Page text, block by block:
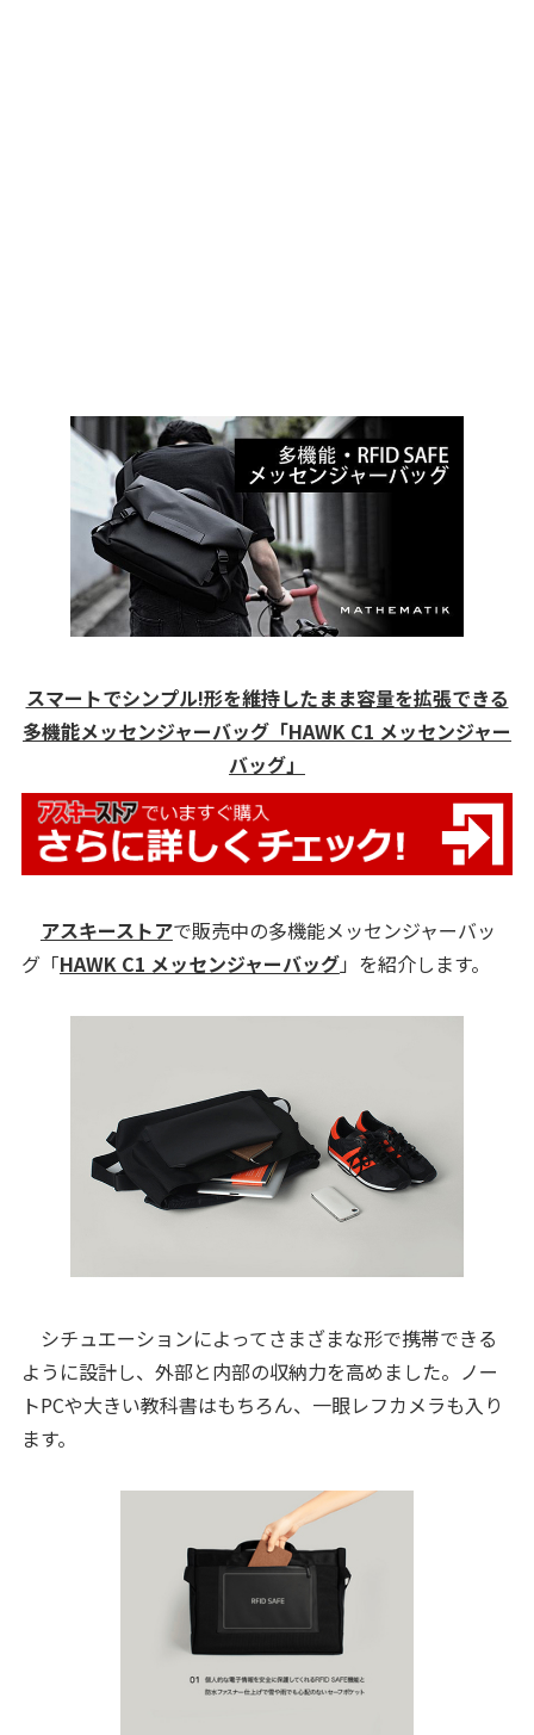
スマートでシンプル!形を維持したまま容量を拡張できる
多機能メッセンジャーバッグ「HAWK C1 メッセンジャー
バッグ」
アスキーストアで販売中の多機能メッセンジャーバッ
グ「HAWK C1 メッセンジャーバッグ」を紹介します。
シチュエーションによってさまざまな形で携帯できる
ように設計し、外部と内部の収納力を高めました。ノー
トPCや大きい教科書はもちろん、一眼レフカメラも入り
ます。